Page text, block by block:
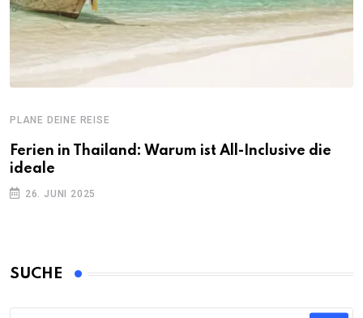
PLANE DEINE REISE
Ferien in Thailand: Warum ist All-Inclusive die
ideale
26. JUNI 2025
SUCHE